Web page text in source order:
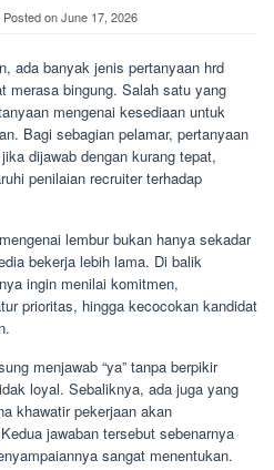
Posted onJune 17, 2026
ada banyak jenis pertanyaan hrd
merasa bingung. Salah satu yang
mengenai kesediaan untuk
Bagi sebagian pelamar, pertanyaan
dijawab dengan kurang tepat,
penilaian recruiter terhadap
lembur bukan hanya sekadar
bekerja lebih lama. Di balik
ingin menilai komitmen,
prioritas, hingga kecocokan kandidat
menjawab “ya” tanpa berpikir
loyal. Sebaliknya, ada juga yang
khawatir pekerjaan akan
jawaban tersebut sebenarnya
sangat menentukan.